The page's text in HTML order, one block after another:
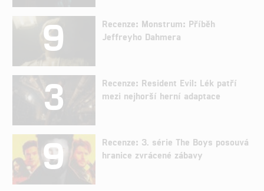
9
Recenze: Monstrum: Příběh
Jeffreyho Dahmera
3
Recenze: Resident Evil: Lék patří
mezi nejhorší herní adaptace
9
Recenze: 3. série The Boys posouvá
hranice zvrácené zábavy